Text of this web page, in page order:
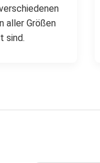
aller Größen
sind.